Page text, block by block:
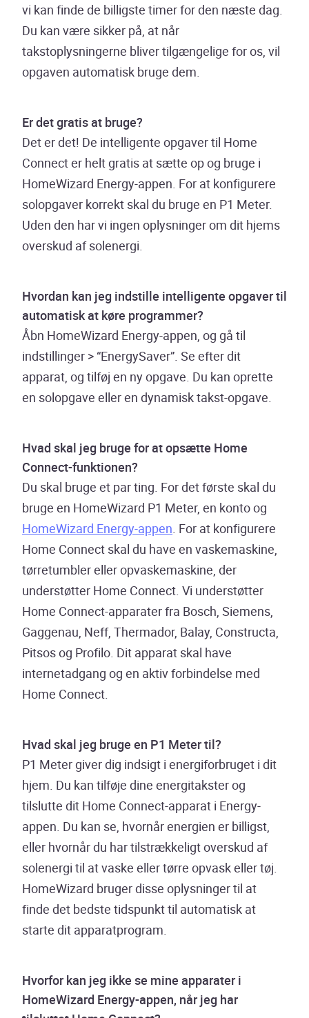
vi kan finde de billigste timer for den næste dag.
Du kan være sikker på, at når
takstoplysningerne bliver tilgængelige for os, vil
opgaven automatisk bruge dem.
Er det gratis at bruge?
Det er det! De intelligente opgaver til Home
Connect er helt gratis at sætte op og bruge i
HomeWizard Energy-appen. For at konfigurere
solopgaver korrekt skal du bruge en P1 Meter.
Uden den har vi ingen oplysninger om dit hjems
overskud af solenergi.
Hvordan kan jeg indstille intelligente opgaver til
automatisk at køre programmer?
Åbn HomeWizard Energy-appen, og gå til
indstillinger > “EnergySaver”. Se efter dit
apparat, og tilføj en ny opgave. Du kan oprette
en solopgave eller en dynamisk takst-opgave.
Hvad skal jeg bruge for at opsætte Home
Connect-funktionen?
Du skal bruge et par ting. For det første skal du
bruge en HomeWizard P1 Meter, en konto og
HomeWizard Energy-appen. For at konfigurere
Home Connect skal du have en vaskemaskine,
tørretumbler eller opvaskemaskine, der
understøtter Home Connect. Vi understøtter
Home Connect-apparater fra Bosch, Siemens,
Gaggenau, Neff, Thermador, Balay, Constructa,
Pitsos og Profilo. Dit apparat skal have
internetadgang og en aktiv forbindelse med
Home Connect.
Hvad skal jeg bruge en P1 Meter til?
P1 Meter giver dig indsigt i energiforbruget i dit
hjem. Du kan tilføje dine energitakster og
tilslutte dit Home Connect-apparat i Energy-
appen. Du kan se, hvornår energien er billigst,
eller hvornår du har tilstrækkeligt overskud af
solenergi til at vaske eller tørre opvask eller tøj.
HomeWizard bruger disse oplysninger til at
finde det bedste tidspunkt til automatisk at
starte dit apparatprogram.
Hvorfor kan jeg ikke se mine apparater i
HomeWizard Energy-appen, når jeg har